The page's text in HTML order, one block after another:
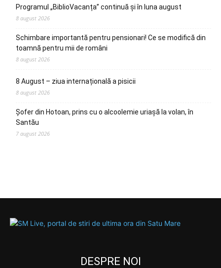
Programul „BiblioVacanța” continuă și în luna august
8 august 2026
Schimbare importantă pentru pensionari! Ce se modifică din
toamnă pentru mii de români
8 august 2026
8 August – ziua internațională a pisicii
8 august 2026
Șofer din Hotoan, prins cu o alcoolemie uriașă la volan, în
Santău
7 august 2026
DESPRE NOI